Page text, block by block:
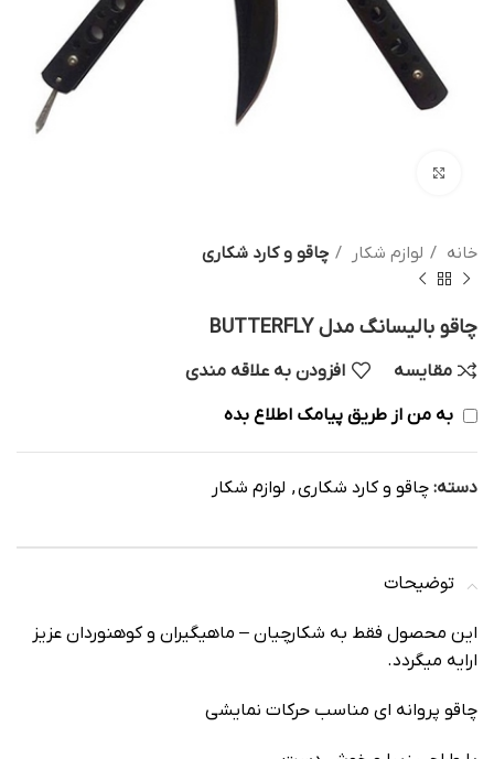
خانه لوازم شکار چاقو و کارد شکاری
چاقو بالیسانگ مدل BUTTERFLY
مقایسه افزودن به علاقه مندی
به من از طریق پیامک اطلاع بده
دسته: چاقو و کارد شکاری, لوازم شکار
توضیحات
این محصول فقط به شکارچیان – ماهیگیران و کوهنوردان عزیز
ارایه میگردد.
چاقو پروانه ای مناسب حرکات نمایشی